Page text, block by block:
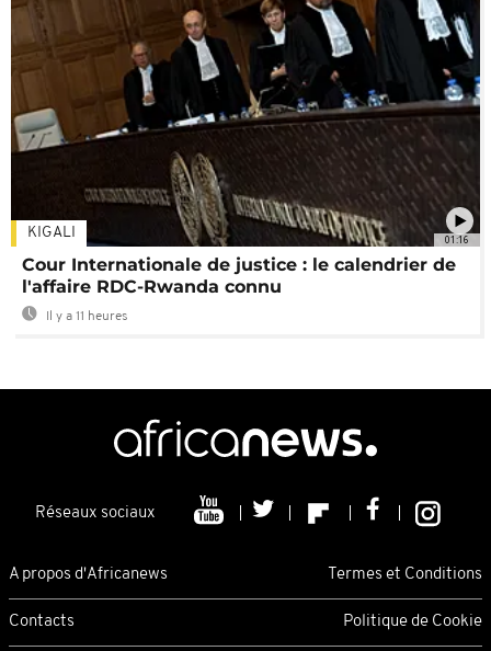
01:16
KIGALI
Cour Internationale de justice : le calendrier de
l'affaire RDC-Rwanda connu
Il y a 11 heures
Réseaux sociaux
A propos d'Africanews Termes et Conditions
Contacts Politique de Cookie